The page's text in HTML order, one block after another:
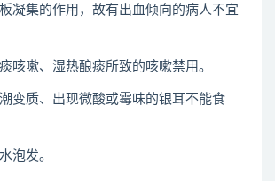
凝集的作用，故有出血倾向的病人不宜
咳嗽、湿热酿痰所致的咳嗽禁用。
变质、出现微酸或霉味的银耳不能食
泡发。